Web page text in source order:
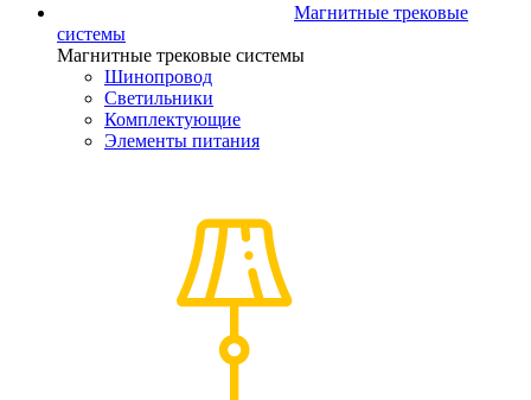
Магнитные трековые
системы
Магнитные трековые системы
Шинопровод
Светильники
Комплектующие
Элементы питания